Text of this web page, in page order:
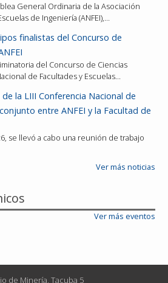
General Ordinaria de la Asociación
de Ingeniería (ANFEI),…
finalistas del Concurso de
del Concurso de Ciencias
de Facultades y Escuelas…
la LIII Conferencia Nacional de
entre ANFEI y la Facultad de
se llevó a cabo una reunión de trabajo
Ver más noticias
Ver más eventos
de Minería, Tacuba 5